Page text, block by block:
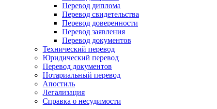
Перевод диплома
Перевод свидетельства
Перевод доверенности
Перевод заявления
Перевод документов
Технический перевод
Юридический перевод
Перевод документов
Нотариальный перевод
Апостиль
Легализация
Справка о несудимости